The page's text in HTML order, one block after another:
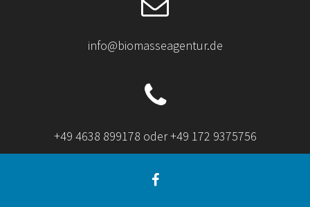
info@biomasseagentur.de
+49 4638 899178 oder +49 172 9375756